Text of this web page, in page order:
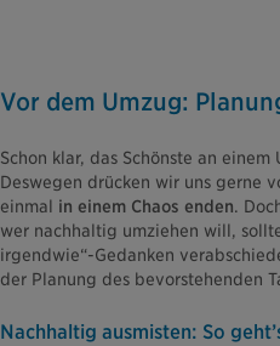
Vor dem Umzug:
Schon klar, das Schönste an
Deswegen drücken wir uns gerne
einmal in einem Chaos enden.
wer nachhaltig umziehen will,
irgendwie“-Gedanken
der Planung des bevorstehenden
Nachhaltig ausmisten: So